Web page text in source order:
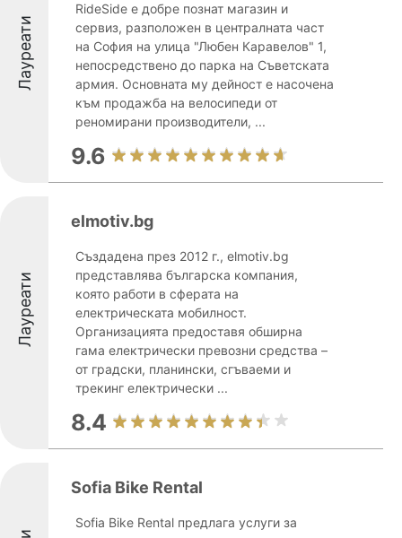
Лауреати
RideSide е добре познат магазин и
сервиз, разположен в централната част
на София на улица "Любен Каравелов" 1,
непосредствено до парка на Съветската
армия. Основната му дейност е насочена
към продажба на велосипеди от
реномирани производители, ...
9.6
Лауреати
elmotiv.bg
Създадена през 2012 г., elmotiv.bg
представлява българска компания,
която работи в сферата на
електрическата мобилност.
Организацията предоставя обширна
гама електрически превозни средства –
от градски, планински, сгъваеми и
трекинг електрически ...
8.4
Sofia Bike Rental
Sofia Bike Rental предлага услуги за